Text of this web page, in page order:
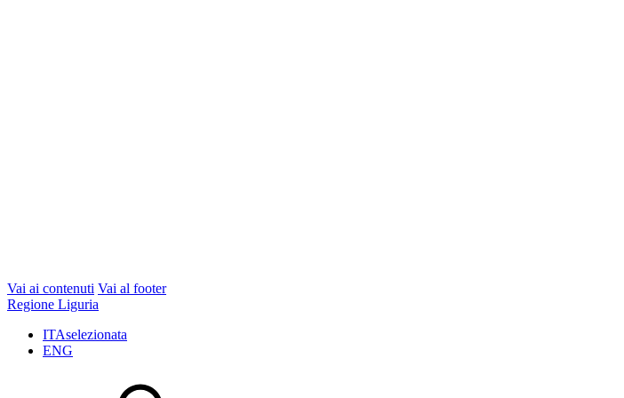
Vai ai contenuti Vai al footer
Regione Liguria
ITAselezionata
ENG